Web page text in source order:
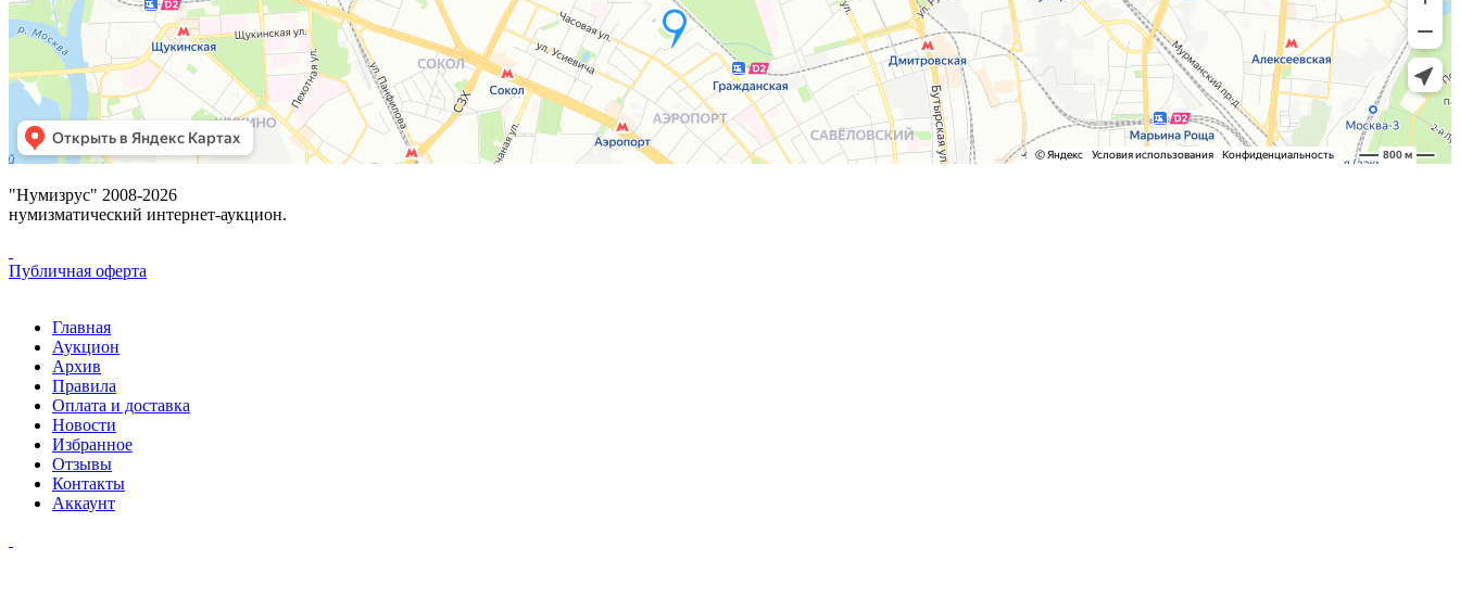
"Нумизрус" 2008-2026
нумизматический интернет-аукцион.
Публичная оферта
Главная
Аукцион
Архив
Правила
Оплата и доставка
Новости
Избранное
Отзывы
Контакты
Аккаунт